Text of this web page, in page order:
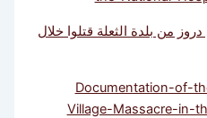
من بلدة الثعلة قتلوا خلال